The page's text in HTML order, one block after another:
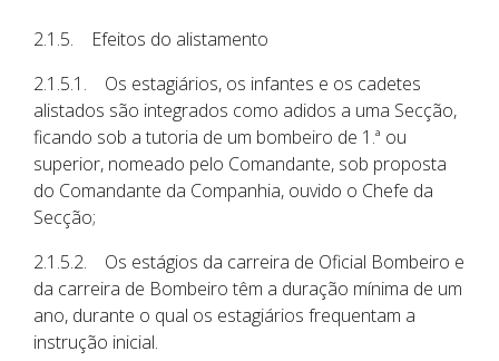
2.1.5. Efeitos do alistamento
2.1.5.1. Os estagiários, os infantes e os cadetes
alistados são integrados como adidos a uma Secção,
ficando sob a tutoria de um bombeiro de 1.ª ou
superior, nomeado pelo Comandante, sob proposta
do Comandante da Companhia, ouvido o Chefe da
Secção;
2.1.5.2. Os estágios da carreira de Oficial Bombeiro e
da carreira de Bombeiro têm a duração mínima de um
ano, durante o qual os estagiários frequentam a
instrução inicial.